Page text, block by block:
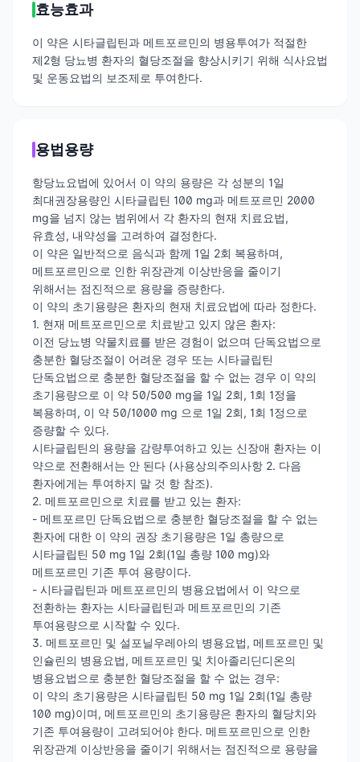
효능효과
이 약은 시타글립틴과 메트포르민의 병용투여가 적절한
제2형 당뇨병 환자의 혈당조절을 향상시키기 위해 식사요법
및 운동요법의 보조제로 투여한다.
용법용량
항당뇨요법에 있어서 이 약의 용량은 각 성분의 1일
최대권장용량인 시타글립틴 100 mg과 메트포르민 2000
mg을 넘지 않는 범위에서 각 환자의 현재 치료요법,
유효성, 내약성을 고려하여 결정한다.
이 약은 일반적으로 음식과 함께 1일 2회 복용하며,
메트포르민으로 인한 위장관계 이상반응을 줄이기
위해서는 점진적으로 용량을 증량한다.
이 약의 초기용량은 환자의 현재 치료요법에 따라 정한다.
1. 현재 메트포르민으로 치료받고 있지 않은 환자:
이전 당뇨병 약물치료를 받은 경험이 없으며 단독요법으로
충분한 혈당조절이 어려운 경우 또는 시타글립틴
단독요법으로 충분한 혈당조절을 할 수 없는 경우 이 약의
초기용량으로 이 약 50/500 mg을 1일 2회, 1회 1정을
복용하며, 이 약 50/1000 mg 으로 1일 2회, 1회 1정으로
증량할 수 있다.
시타글립틴의 용량을 감량투여하고 있는 신장애 환자는 이
약으로 전환해서는 안 된다 (사용상의주의사항 2. 다음
환자에게는 투여하지 말 것 항 참조).
2. 메트포르민으로 치료를 받고 있는 환자:
- 메트포르민 단독요법으로 충분한 혈당조절을 할 수 없는
환자에 대한 이 약의 권장 초기용량은 1일 총량으로
시타글립틴 50 mg 1일 2회(1일 총량 100 mg)와
메트포르민 기존 투여 용량이다.
- 시타글립틴과 메트포르민의 병용요법에서 이 약으로
전환하는 환자는 시타글립틴과 메트포르민의 기존
투여용량으로 시작할 수 있다.
3. 메트포르민 및 설포닐우레아의 병용요법, 메트포르민 및
인슐린의 병용요법, 메트포르민 및 치아졸리딘디온의
병용요법으로 충분한 혈당조절을 할 수 없는 경우:
이 약의 초기용량은 시타글립틴 50 mg 1일 2회(1일 총량
100 mg)이며, 메트포르민의 초기용량은 환자의 혈당치와
기존 투여용량이 고려되어야 한다. 메트포르민으로 인한
위장관계 이상반응을 줄이기 위해서는 점진적으로 용량을